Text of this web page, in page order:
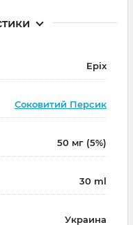
Epix
Соковитий Персик
50 мг (5%)
30 ml
Украина